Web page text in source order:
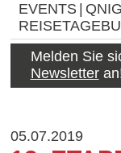
EVENTS
Melden Sie
Newsletter
05.07.2019